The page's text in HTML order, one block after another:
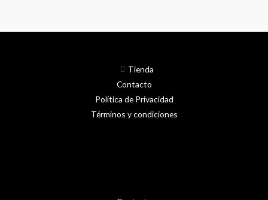
Tienda
Contacto
Política de Privacidad
Términos y condiciones